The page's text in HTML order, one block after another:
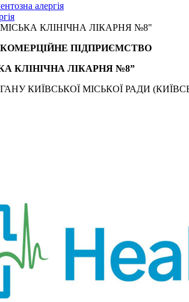
алергія
ПІДПРИЄМСТВО
КЛІНІЧНА ЛІКАРНЯ №8”
КИЇВСЬКОЇ МІСЬКОЇ РАДИ